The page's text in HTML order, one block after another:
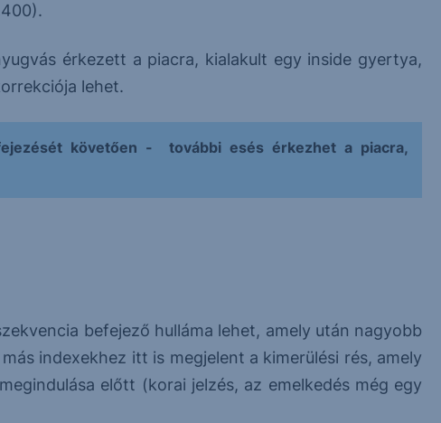
érkezett a piacra, kialakult egy inside gyertya,
lehet.
követően - további esés érkezhet a piacra,
befejező hulláma lehet, amely után nagyobb
indexekhez itt is megjelent a kimerülési rés, amely
előtt (korai jelzés, az emelkedés még egy